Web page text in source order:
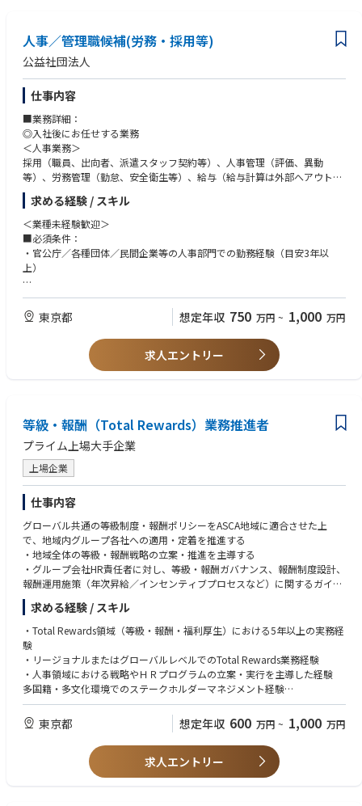
人事／管理職候補(労務・採用等)
公益社団法人
仕事内容
■業務詳細：
◎入社後にお任せする業務
＜人事業務＞
採用（職員、出向者、派遣スタッフ契約等）、人事管理（評価、異動
等）、労務管理（勤怠、安全衛生等）、給与（給与計算は外部へアウトソ
ーシング）、労使対応、社会保険、人事企画（人事制度、人件費管理）な
ど
◎将来的にお任せする可能性のある業務
＜総務業務＞
事務局運営、庶務統括、防火・防災管理、オフィス安全対策、会員周知、
会合運営（総会、役員会）など
求める経験 / スキル
＜業種未経験歓迎＞
■必須条件：
・官公庁／各種団体／民間企業等の人事部門での勤務経験（目安3年以
上）
■歓迎条件：
・チームリーダーとしてメンバーのマネジメントに携わった経験
・第二種衛生管理者資格
歓迎条件：使用言語が英語の会議等への対応、英語でのメールや文書作成
東京都 想定年収 750 万円 ~ 1,000 万円
求人エントリー
等級・報酬（Total Rewards）業務推進者
プライム上場大手企業
上場企業
仕事内容
グローバル共通の等級制度・報酬ポリシーをASCA地域に適合させた上
で、地域内グループ各社への適用・定着を推進する
・地域全体の等級・報酬戦略の立案・推進を主導する
・グループ会社HR責任者に対し、等級・報酬ガバナンス、報酬制度設計、
報酬運用施策（年次昇給／インセンティブプロセスなど）に関するガイダ
ンス・アドバイスを提供する
・長期インセンティブ（LTI）制度の導入を検討・推進する
・ローカル、リージョナル、グローバルのステークホルダーと効果的なパ
ートナーシップを構築する
求める経験 / スキル
・Total Rewards領域（等級・報酬・福利厚生）における5年以上の実務経
験
・リージョナルまたはグローバルレベルでのTotal Rewards業務経験
・人事領域における戦略やＨＲプログラムの立案・実行を主導した経験
多国籍・多文化環境でのステークホルダーマネジメント経験
・高い英語力 TOEIC800～
東京都 想定年収 600 万円 ~ 1,000 万円
求人エントリー